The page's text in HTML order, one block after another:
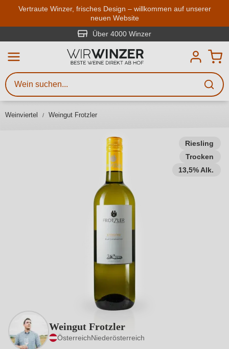
Zum Hauptinhalt springen
Vertraute Winzer, frisches Design – willkommen auf unserer
neuen Website
Über 4000 Winzer
Weinviertel Weingut Frotzler
Riesling
Trocken
13,5% Alk.
Weingut Frotzler
ÖsterreichNiederösterreich
Weinsuche
Mindestens 3 Zeichen eingeben
Beschreiben Sie, welchen Wein
Sie suchen – ob nach Geschmack,
Region, Winzer oder anderen